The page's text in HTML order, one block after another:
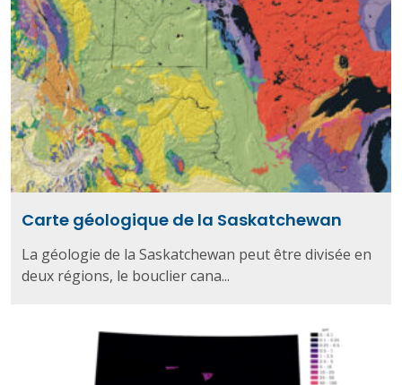
Carte géologique de la Saskatchewan
La géologie de la Saskatchewan peut être divisée en
deux régions, le bouclier cana...